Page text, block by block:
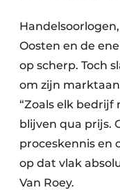
Oosten en de
op scherp. Toch
om zijn
“Zoals elk
blijven qua prijs.
proceskennis en
op dat vlak
Van Roey.